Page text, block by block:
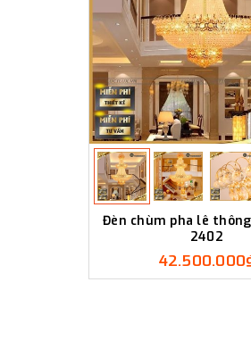
Đèn chùm pha lê
2402